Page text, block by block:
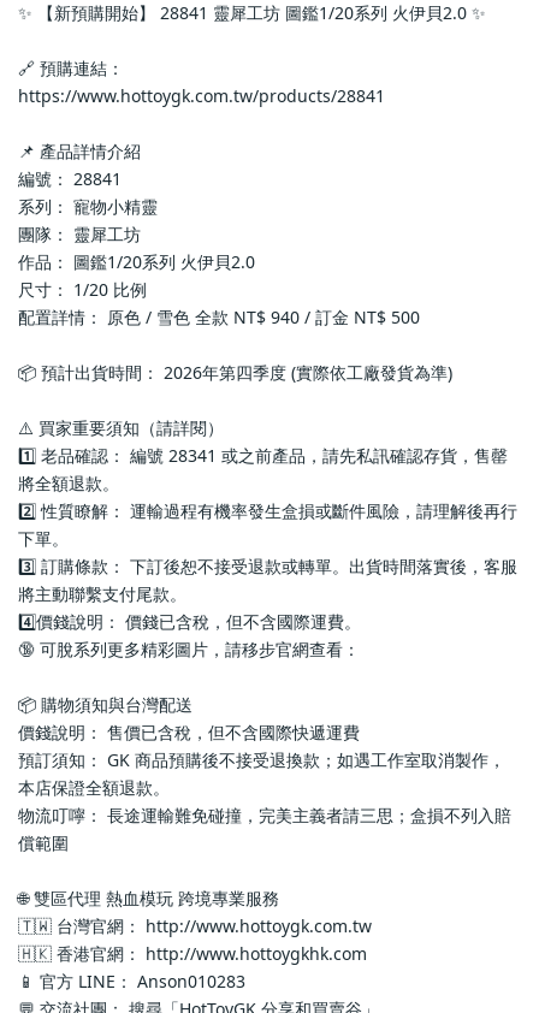
✨ 【新預購開始】 28841 靈犀工坊 圖鑑1/20系列 火伊貝2.0 ✨
🔗 預購連結：
https://www.hottoygk.com.tw/products/28841
📌 產品詳情介紹
編號： 28841
系列： 寵物小精靈
團隊： 靈犀工坊
作品： 圖鑑1/20系列 火伊貝2.0
尺寸： 1/20 比例
配置詳情： 原色 / 雪色 全款 NT$ 940 / 訂金 NT$ 500
📦 預計出貨時間： 2026年第四季度 (實際依工廠發貨為準)
⚠️ 買家重要須知（請詳閱）
1️⃣ 老品確認： 編號 28341 或之前產品，請先私訊確認存貨，售罄
將全額退款。
2️⃣ 性質瞭解： 運輸過程有機率發生盒損或斷件風險，請理解後再行
下單。
3️⃣ 訂購條款： 下訂後恕不接受退款或轉單。出貨時間落實後，客服
將主動聯繫支付尾款。
4️⃣價錢說明： 價錢已含稅，但不含國際運費。
🔞 可脫系列更多精彩圖片，請移步官網查看：
📦 購物須知與台灣配送
價錢說明： 售價已含稅，但不含國際快遞運費
預訂須知： GK 商品預購後不接受退換款；如遇工作室取消製作，
本店保證全額退款。
物流叮嚀： 長途運輸難免碰撞，完美主義者請三思；盒損不列入賠
償範圍
🌐 雙區代理 熱血模玩 跨境專業服務
🇹🇼 台灣官網： http://www.hottoygk.com.tw
🇭🇰 香港官網： http://www.hottoygkhk.com
📱 官方 LINE： Anson010283